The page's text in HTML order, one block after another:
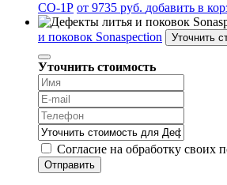
СО-1Р от 9735 руб. добавить в
и поковок Sonaspection
Уточнить
Уточнить стоимость
Согласие на обработку своих
Отправить